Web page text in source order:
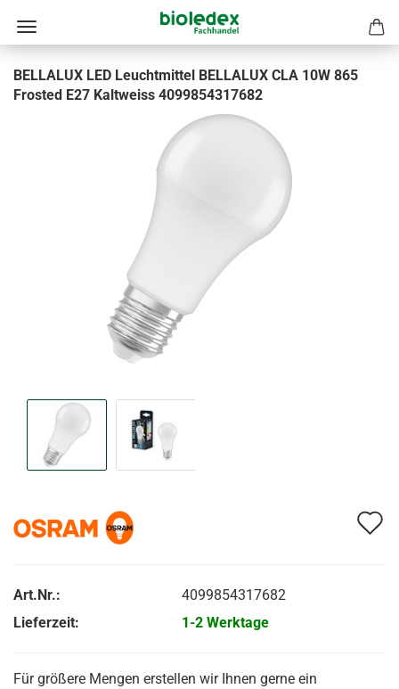
BELLALUX LED Leuchtmittel BELLALUX CLA 10W 865
Frosted E27 Kaltweiss 4099854317682
Art.Nr.:
4099854317682
Lieferzeit:
1-2 Werktage
Für größere Mengen erstellen wir Ihnen gerne ein